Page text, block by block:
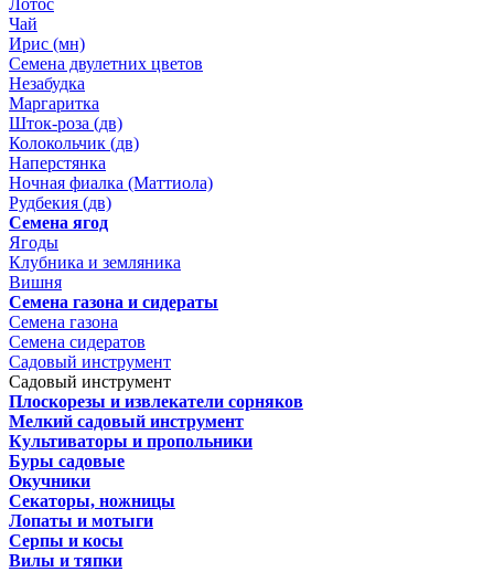
Лотос
Чай
Ирис (мн)
Семена двулетних цветов
Незабудка
Маргаритка
Шток-роза (дв)
Колокольчик (дв)
Наперстянка
Ночная фиалка (Маттиола)
Рудбекия (дв)
Семена ягод
Ягоды
Клубника и земляника
Вишня
Семена газона и сидераты
Семена газона
Семена сидератов
Садовый инструмент
Садовый инструмент
Плоскорезы и извлекатели сорняков
Мелкий садовый инструмент
Культиваторы и пропольники
Буры садовые
Окучники
Секаторы, ножницы
Лопаты и мотыги
Серпы и косы
Вилы и тяпки